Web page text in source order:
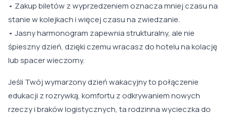
• Zakup biletów z wyprzedzeniem oznacza mniej czasu na
stanie w kolejkach i więcej czasu na zwiedzanie.
• Jasny harmonogram zapewnia strukturalny, ale nie
śpieszny dzień, dzięki czemu wracasz do hotelu na kolację
lub spacer wieczorny.
Jeśli Twój wymarzony dzień wakacyjny to połączenie
edukacji z rozrywką, komfortu z odkrywaniem nowych
rzeczy i braków logistycznych, ta rodzinna wycieczka do